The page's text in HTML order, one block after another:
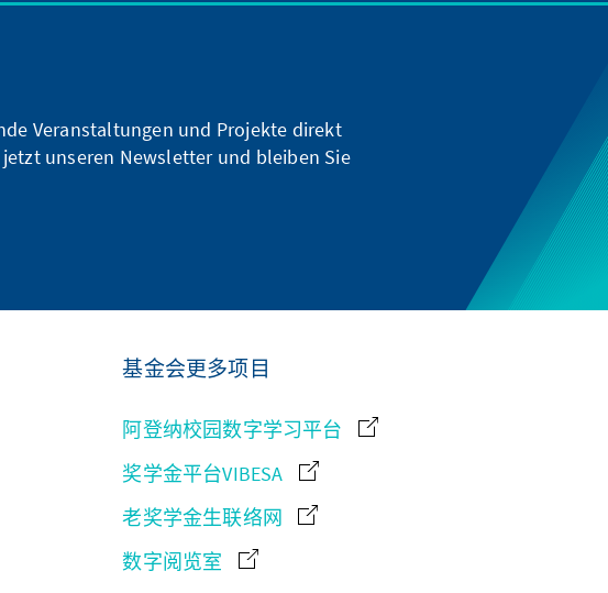
Veranstaltungen und Projekte direkt
unseren Newsletter und bleiben Sie
基金会更多项目
阿登纳校园数字学习平台
奖学金平台VIBESA
老奖学金生联络网
数字阅览室